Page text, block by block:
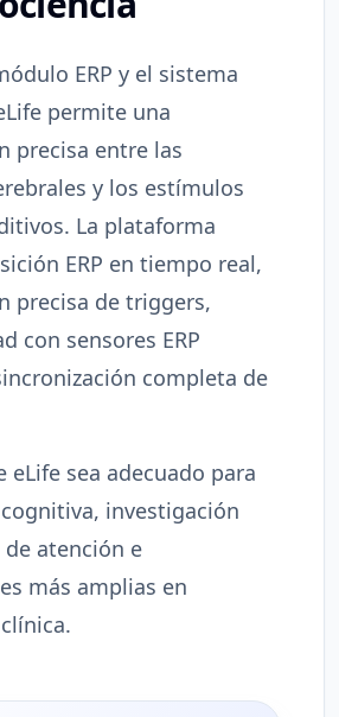
ERP y el sistema
permite una
precisa entre las
y los estímulos
La plataforma
ERP en tiempo real,
precisa de triggers,
con sensores ERP
completa de
eLife sea adecuado para
investigación
de atención e
más amplias en